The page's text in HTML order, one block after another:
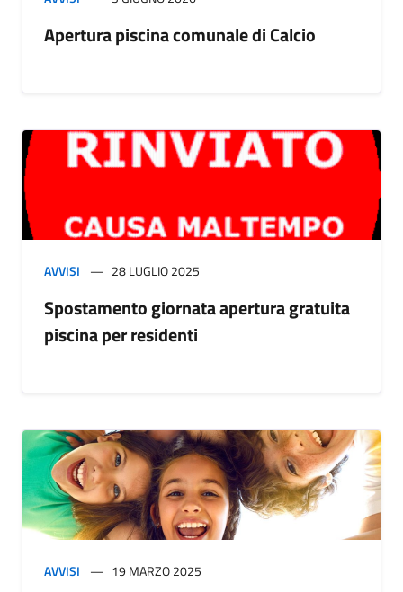
Apertura piscina comunale di Calcio
AVVISI 28 LUGLIO 2025
Spostamento giornata apertura gratuita
piscina per residenti
AVVISI 19 MARZO 2025